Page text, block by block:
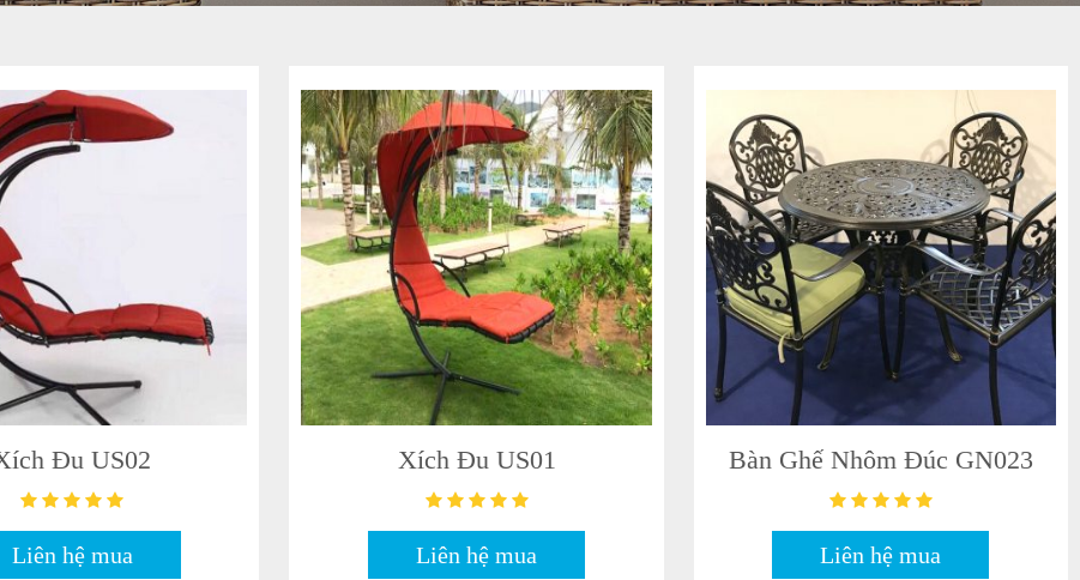
Đu US02
Liên hệ mua
Xích Đu US01
Liên hệ mua
Bàn Ghế Nhôm Đúc GN023
Liên hệ mua